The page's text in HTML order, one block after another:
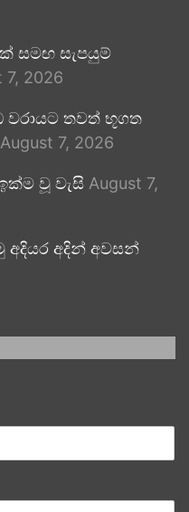
සමඟ සැපයුම්
7, 2026
තවත් භූගත
August 7, 2026
වූ වැසි August 7,
අදියර අදින් අවසන්